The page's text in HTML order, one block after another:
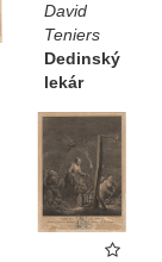
David
Teniers
Dedinský
lekár